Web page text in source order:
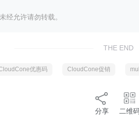
经允许请勿转载。
THE END
优惠码 CloudCone促销
分享 二维